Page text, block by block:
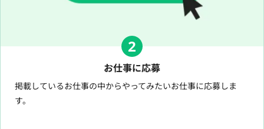
2
お仕事に応募
掲載しているお仕事の中からやってみたいお仕事に応募しま
す。